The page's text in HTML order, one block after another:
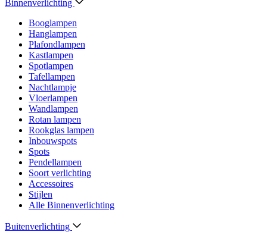
Binnenverlichting
Booglampen
Hanglampen
Plafondlampen
Kastlampen
Spotlampen
Tafellampen
Nachtlampje
Vloerlampen
Wandlampen
Rotan lampen
Rookglas lampen
Inbouwspots
Spots
Pendellampen
Soort verlichting
Accessoires
Stijlen
Alle Binnenverlichting
Buitenverlichting